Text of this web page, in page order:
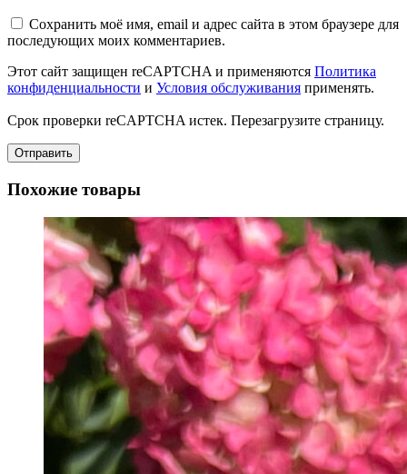
Сохранить моё имя, email и адрес сайта в этом браузере для
последующих моих комментариев.
Этот сайт защищен reCAPTCHA и применяются Политика
конфиденциальности и Условия обслуживания применять.
Срок проверки reCAPTCHA истек. Перезагрузите страницу.
Похожие товары